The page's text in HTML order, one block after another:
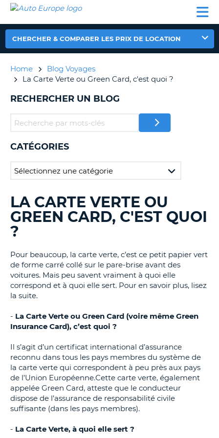
LOCATION
VOITURE
CAMPING-
CAR
CLIENT
AUTO
EUROPE
LOCATION
VOITURE
CAR
PARTENAIRES
CLIENT
COMPTE
GÉRER
MA
CHERCHER & COMPARER LES PRIX DE LOCATION
Home
Blog Voyages
La Carte Verte ou Green Card, c'est quoi ?
RECHERCHER UN BLOG
CATÉGORIES
RECHERCHER
DES
BLOGS......
LA CARTE VERTE OU
GREEN CARD, C'EST QUOI
?
Pour beaucoup, la carte verte, c’est ce petit papier vert
de forme carré collé sur le pare-brise avant des
voitures. Mais peu savent vraiment à quoi elle
correspond et à quoi elle sert. Pour en savoir plus, lisez
la suite.
- La Carte Verte ou Green Card (voire même Green
Insurance Card), c’est quoi ?
Il s’agit d’un certificat international d’assurance
reconnu dans tous les pays membres du système de
la carte verte qui correspondent à peu près aux pays
de l’Union Européenne.Cette carte verte, également
appelée Green Card, atteste que le conducteur
dispose de l’assurance de responsabilité civile
suffisante (dans les pays membres).
- La Carte Verte, à quoi elle sert ?